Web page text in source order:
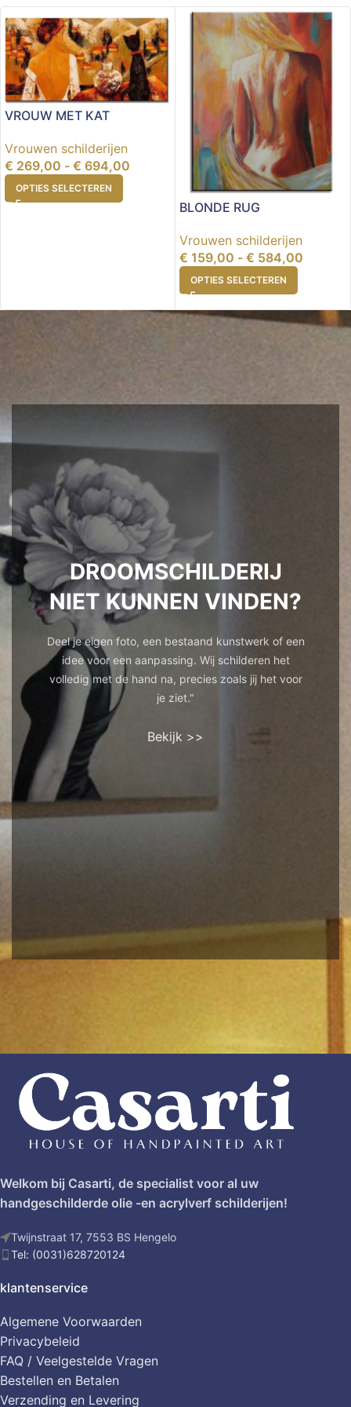
VROUW MET KAT
Vrouwen schilderijen
€ 269,00 - € 694,00
OPTIES SELECTEREN
BLONDE RUG
Vrouwen schilderijen
€ 159,00 - € 584,00
OPTIES SELECTEREN
DROOMSCHILDERIJ
NIET KUNNEN VINDEN?
Deel je eigen foto, een bestaand kunstwerk of een
idee voor een aanpassing. Wij schilderen het
volledig met de hand na, precies zoals jij het voor
je ziet."
Bekijk >>
Welkom bij Casarti, de specialist voor al uw
handgeschilderde olie -en acrylverf schilderijen!
Twijnstraat 17, 7553 BS Hengelo
Tel: (0031)628720124
klantenservice
Algemene Voorwaarden
Privacybeleid
FAQ / Veelgestelde Vragen
Bestellen en Betalen
Verzending en Levering